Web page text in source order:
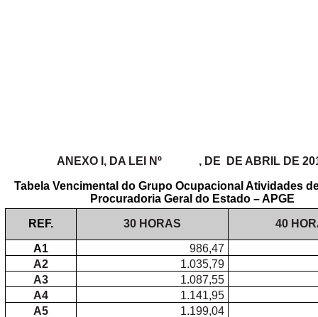
ANEXO I, DA LEI Nº , DE DE ABRIL DE
Tabela Vencimental do Grupo Ocupacional Atividades
Procuradoria Geral do Estado – APGE
REF. 30 HORAS 40
A1
986,47
A2
1.035,79
A3
1.087,55
A4
1.141,95
A5
1.199,04